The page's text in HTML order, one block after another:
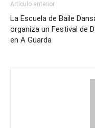
Artículo anterior
La Escuela de Baile
organiza un Festival de
en A Guarda